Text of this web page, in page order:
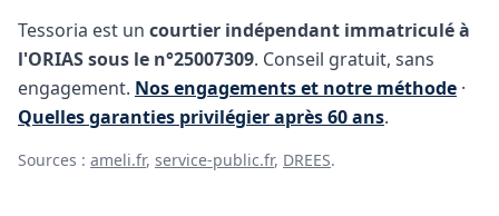
Tessoria est un courtier indépendant immatriculé à
l'ORIAS sous le n°25007309. Conseil gratuit, sans
engagement. Nos engagements et notre méthode ·
Quelles garanties privilégier après 60 ans.
Sources : ameli.fr, service-public.fr, DREES.